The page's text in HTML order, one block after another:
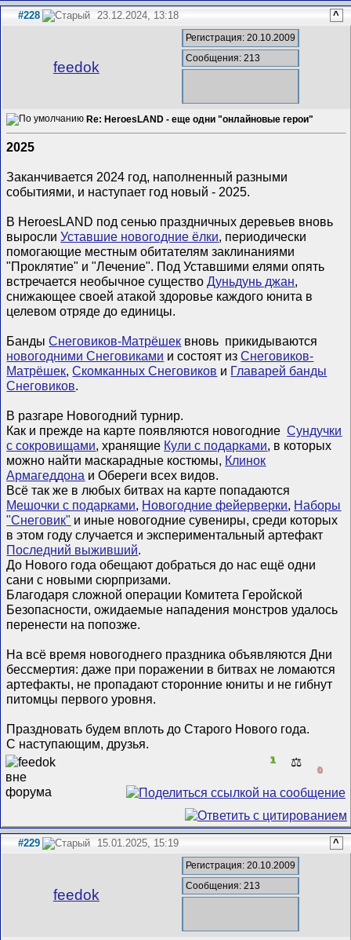
#228 23.12.2024, 13:18 ^
feedok
Регистрация: 20.10.2009
Сообщения: 213
Re: HeroesLAND - еще одни "онлайновые герои"
2025
Заканчивается 2024 год, наполненный разными
событиями, и наступает год новый - 2025.
В HeroesLAND под сенью праздничных деревьев вновь
вырослиУставшие новогодние ёлки, периодически
помогающие местным обитателям заклинаниями
"Проклятие" и "Лечение". Под Уставшими елями опять
встречается необычное существоДуньдунь джан,
снижающее своей атакой здоровье каждого юнита в
целевом отряде до единицы.
БандыСнеговиков-Матрёшек вновь прикидываются
новогодними Снеговиками и состоят изСнеговиков-
Матрёшек,Скомканных Снеговиков и Главарей банды
Снеговиков.
В разгаре Новогодний турнир.
Как и прежде на карте появляются новогодниеСундучки
с сокровищами, хранящие Кули с подарками, в которых
можно найти маскарадные костюмы, Клинок
Армагеддона и Обереги всех видов.
Всё так же в любых битвах на карте попадаются
Мешочки с подарками, Новогодние фейерверки, Наборы
"Снеговик" и иные новогодние сувениры, среди которых
в этом году случается и экспериментальный артефакт
Последний выживший.
До Нового года обещают добраться до нас ещё одни
сани с новыми сюрпризами.
Благодаря сложной операции Комитета Геройской
Безопасности, ожидаемые нападения монстров удалось
перенести на попозже.
На всё время новогоднего праздника объявляются Дни
бессмертия: даже при поражении в битвах не ломаются
артефакты, не пропадают сторонние юниты и не гибнут
питомцы первого уровня.
Праздновать будем вплоть до Старого Нового года.
С наступающим, друзья.
1 ⚖️
0
#229 15.01.2025, 15:19 ^
feedok
Регистрация: 20.10.2009
Сообщения: 213